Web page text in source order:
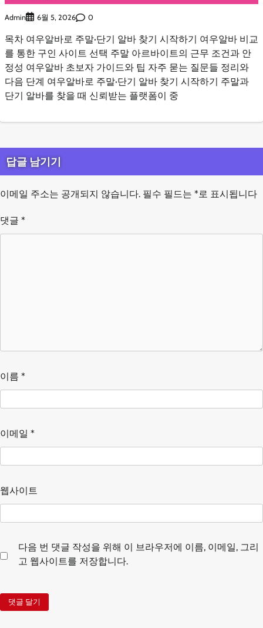
Admin 6월 5, 2026 0
목차 여우알바로 주말·단기 알바 찾기 시작하기 여우알바 비교
를 통한 구인 사이트 선택 주말 아르바이트의 근무 조건과 안
정성 여우알바 초보자 가이드와 팁 자주 묻는 질문들 정리와
다음 단계 여우알바로 주말·단기 알바 찾기 시작하기 주말과
단기 알바를 찾을 때 신뢰받는 플랫폼이 중
답글 남기기
이메일 주소는 공개되지 않습니다. 필수 필드는 *로 표시됩니다
댓글 *
이름 *
이메일 *
웹사이트
다음 번 댓글 작성을 위해 이 브라우저에 이름, 이메일, 그리
고 웹사이트를 저장합니다.